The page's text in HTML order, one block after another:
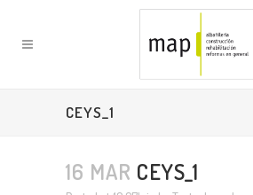
CEYS_1
16 MAR CEYS_1